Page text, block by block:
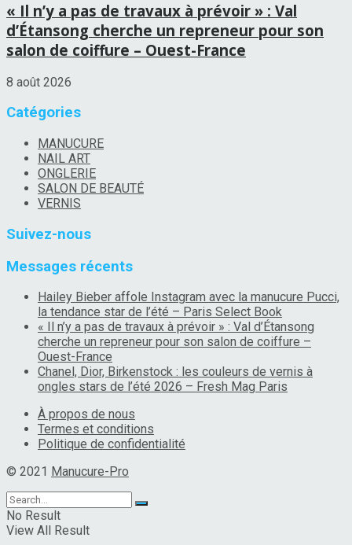
« Il n’y a pas de travaux à prévoir » : Val
d’Étansong cherche un repreneur pour son
salon de coiffure – Ouest-France
8 août 2026
Catégories
MANUCURE
NAIL ART
ONGLERIE
SALON DE BEAUTÉ
VERNIS
Suivez-nous
Messages récents
Hailey Bieber affole Instagram avec la manucure Pucci,
la tendance star de l’été – Paris Select Book
« Il n’y a pas de travaux à prévoir » : Val d’Étansong
cherche un repreneur pour son salon de coiffure –
Ouest-France
Chanel, Dior, Birkenstock : les couleurs de vernis à
ongles stars de l’été 2026 – Fresh Mag Paris
À propos de nous
Termes et conditions
Politique de confidentialité
© 2021 Manucure-Pro
No Result
View All Result